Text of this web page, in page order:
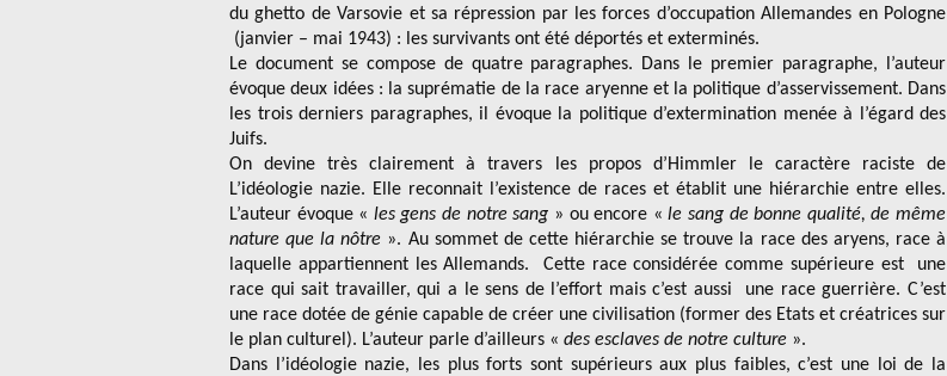
du ghetto de Varsovie et sa répression par les forces d’occupation Allemandes en Pologne
(janvier – mai 1943) : les survivants ont été déportés et exterminés.
Le document se compose de quatre paragraphes. Dans le premier paragraphe, l’auteur
évoque deux idées : la suprématie de la race aryenne et la politique d’asservissement. Dans
les trois derniers paragraphes, il évoque la politique d’extermination menée à l’égard des
Juifs.
On devine très clairement à travers les propos d’Himmler le caractère raciste de
L’idéologie nazie. Elle reconnait l’existence de races et établit une hiérarchie entre elles.
L’auteur évoque « les gens de notre sang » ou encore «le sang de bonne qualité, de même
nature que la nôtre ». Au sommet de cette hiérarchie se trouve la race des aryens, race à
laquelle appartiennent les Allemands. Cette race considérée comme supérieure est une
race qui sait travailler, qui a le sens de l’effort mais c’est aussi une race guerrière. C’est
une race dotée de génie capable de créer une civilisation (former des Etats et créatrices sur
le plan culturel). L’auteur parle d’ailleurs « des esclaves de notre culture ».
Dans l’idéologie nazie, les plus forts sont supérieurs aux plus faibles, c’est une loi de la